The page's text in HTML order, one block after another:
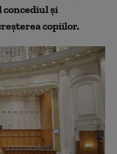
concediul și
copiilor.